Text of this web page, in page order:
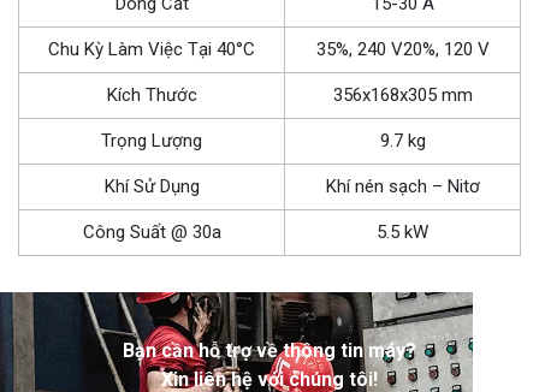
Chu Kỳ Làm Việc Tại 40°C 35%, 240 V20%, 120 V
Kích Thước 356x168x305 mm
Trọng Lượng 9.7 kg
Khí Sử Dụng Khí nén sạch – Nitơ
Công Suất @ 30a 5.5 kW
Bạn cần hỗ trợ về thông tin máy?
Xin liên hệ với chúng tôi!